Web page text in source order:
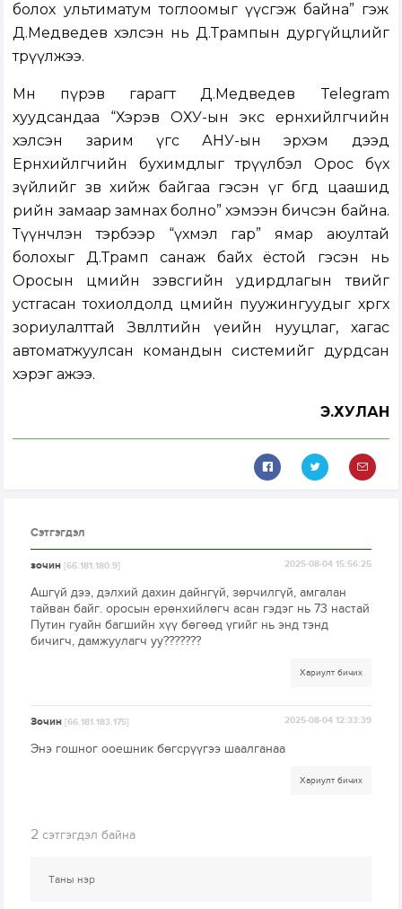
болох ультиматум тоглоомыг үүсгэж байна” гэж
Д.Медведев хэлсэн нь Д.Трампын дургүйцлийг
төрүүлжээ.
Мөн пүрэв гарагт Д.Медведев Telegram
хуудсандаа “Хэрэв ОХУ-ын экс ерөнхийлөгчийн
хэлсэн зарим үгс АНУ-ын эрхэм дээд
Ерөнхийлөгчийн бухимдлыг төрүүлбэл Орос бүх
зүйлийг зөв хийж байгаа гэсэн үг бөгөөд цаашид
өөрийн замаар замнах болно” хэмээн бичсэн байна.
Түүнчлэн тэрбээр “үхмэл гар” ямар аюултай
болохыг Д.Трамп санаж байх ёстой гэсэн нь
Оросын цөмийн зэвсгийн удирдлагын төвийг
устгасан тохиолдолд цөмийн пуужингуудыг хөөргөх
зориулалттай Зөвлөлтийн үеийн нууцлаг, хагас
автоматжуулсан командын системийг дурдсан
хэрэг ажээ.
Э.ХУЛАН
Сэтгэгдэл
зочин[66.181.180.9] 2025-08-04 15:56:25
Ашгүй дээ, дэлхий дахин дайнгүй, зөрчилгүй, амгалан
тайван байг. оросын ерөнхийлөгч асан гэдэг нь 73 настай
Путин гуайн багшийн хүү бөгөөд үгийг нь энд тэнд
бичигч, дамжуулагч уу???????
Хариулт бичих
Зочин[66.181.183.175] 2025-08-04 12:33:39
Энэ гошног ооешник бөгсрүүгээ шаалганаа
Хариулт бичих
2 сэтгэгдэл байна